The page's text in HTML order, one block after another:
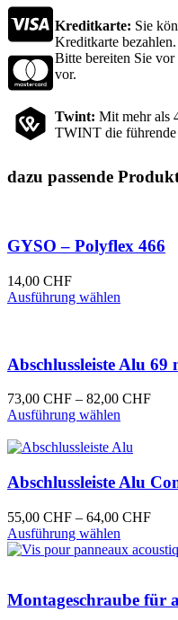
Kreditkarte: Sie
Kreditkarte bezahlen.
Bitte bereiten Sie
vor.
Twint: Mit mehr als
TWINT die
dazu passende
GYSO – Polyflex 466
14,00 CHF
Ausführung wählen
Varianten
auf.
Die
können
auf
der
gewählt
Abschlussleiste Alu 69
73,00 CHF – 82,00 CHF
Ausführung wählen
weist
Varianten
auf.
Die
Optionen
können
auf
gewählt
Abschlussleiste Alu
55,00 CHF – 64,00 CHF
bis
Ausführung wählen
Produkt
Varianten
Montageschraube für